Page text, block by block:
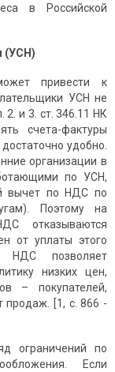
в Российской
(УСН)
привести к
УСН не
2. и 3. ст. 346.11 НК
счета-фактуры
удобно.
организации в
по УСН,
вычет по НДС по
Поэтому на
отказываются
от уплаты этого
НДС позволяет
низких цен,
– покупателей,
продаж. [1, с. 866 -
ограничений по
Если